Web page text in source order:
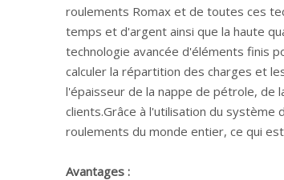
roulements Romax et de toutes ces
temps et d'argent ainsi que la haute
technologie avancée d'éléments finis
calculer la répartition des charges et
l'épaisseur de la nappe de pétrole, de
clients.Grâce à l'utilisation du
roulements du monde entier, ce qui
Avantages :